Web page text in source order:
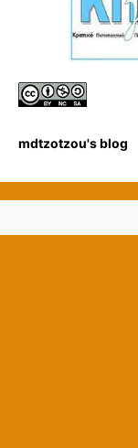
mdtzotzou's blog